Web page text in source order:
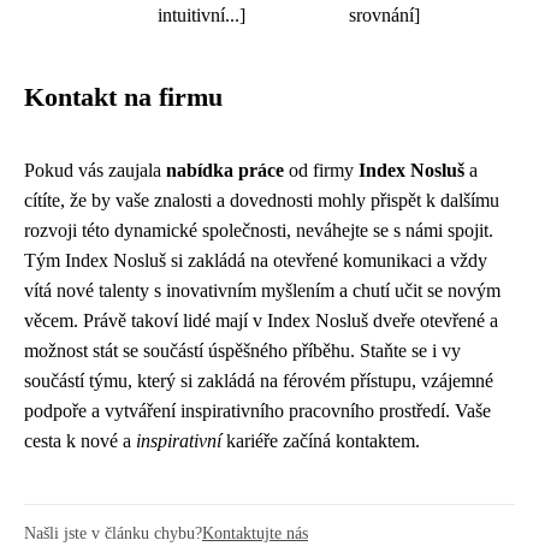
intuitivní...]
srovnání]
Kontakt na firmu
Pokud vás zaujala nabídka práce od firmy Index Nosluš a
cítíte, že by vaše znalosti a dovednosti mohly přispět k dalšímu
rozvoji této dynamické společnosti, neváhejte se s námi spojit.
Tým Index Nosluš si zakládá na otevřené komunikaci a vždy
vítá nové talenty s inovativním myšlením a chutí učit se novým
věcem. Právě takoví lidé mají v Index Nosluš dveře otevřené a
možnost stát se součástí úspěšného příběhu. Staňte se i vy
součástí týmu, který si zakládá na férovém přístupu, vzájemné
podpoře a vytváření inspirativního pracovního prostředí. Vaše
cesta k nové a inspirativníkariéře začíná kontaktem.
Našli jste v článku chybu?Kontaktujte nás